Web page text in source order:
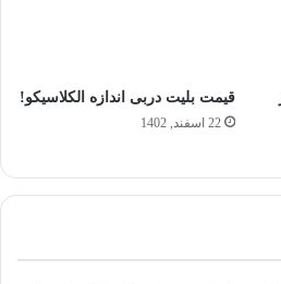
قیمت بلیت دربی اندازه الکلاسیکو!
22 اسفند, 1402